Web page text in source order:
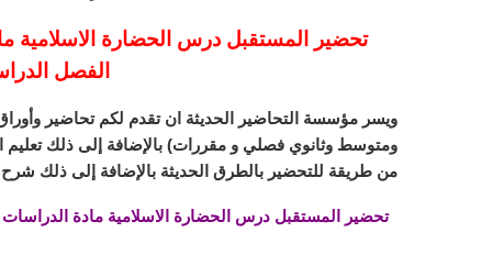
تحضير المستقبل درس الحضارة الاسلامية
الفصل الدراسي
ويسر مؤسسة التحاضير الحديثة ان تقدم لكم تحاضير
ومتوسط وثانوي فصلي و مقررات) بالإضافة إلى ذلك تعليم
من طريقة للتحضير بالطرق الحديثة بالإضافة إلى ذلك